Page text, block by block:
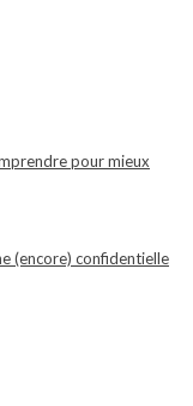
pour mieux
(encore) confidentielle